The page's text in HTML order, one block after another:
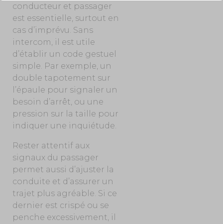
conducteur et passager
est essentielle, surtout en
cas d’imprévu. Sans
intercom, il est utile
d’établir un code gestuel
simple. Par exemple, un
double tapotement sur
l’épaule pour signaler un
besoin d’arrêt, ou une
pression sur la taille pour
indiquer une inquiétude.
Rester attentif aux
signaux du passager
permet aussi d’ajuster la
conduite et d’assurer un
trajet plus agréable. Si ce
dernier est crispé ou se
penche excessivement, il